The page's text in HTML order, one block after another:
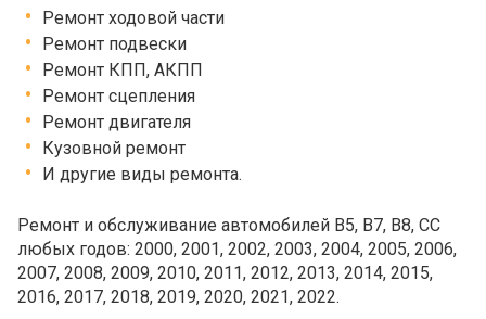
Ремонт ходовой части
Ремонт подвески
Ремонт КПП, АКПП
Ремонт сцепления
Ремонт двигателя
Кузовной ремонт
И другие виды ремонта.
Ремонт и обслуживание автомобилей B5, B7, B8, CC
любых годов: 2000, 2001, 2002, 2003, 2004, 2005, 2006,
2007, 2008, 2009, 2010, 2011, 2012, 2013, 2014, 2015,
2016, 2017, 2018, 2019, 2020, 2021, 2022.